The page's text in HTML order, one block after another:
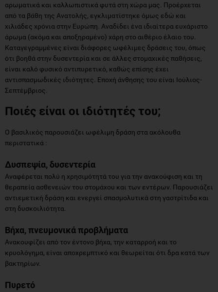
αρωματικά και καλλωπιστικά φυτά στη χώρα μας. Προέρχεται
από τα βάθη της Ανατολής, εγκλιματίστηκε όμως εδώ και
χιλιάδες χρόνια στην Ευρώπη. Αναδίδει ένα ιδιαίτερα ευχάριστο
άρωμα (ακόμα και αποξηραμένο) χάρη στο αιθέριο έλαιο του.
Καταγεγραμμένες είναι διάφορες ωφέλιμες δράσεις του, όπως
ότι βοηθά στην δυσεντερία και σε άλλες στομαχικές παθήσεις,
είναι καλό φυσικό αντιπυρετικό, καθώς επίσης έχει
αντισπασμωδικές ιδιότητες. Εποχή άνθησης του είναι Ιούλιος-
Σεπτέμβριος.
Ποιές είναι οι ιδιότητές του;
Ο βασιλικός παρουσιάζει ωφέλιμη δράση στα ακόλουθα
περιστατικά :
Δυσπεψία, δυσεντερία
Αναφέρεται πολύ η χρησιμότητά του για την ανακούφιση και τη
θεραπεία ασθενειών του στομάχου και των εντέρων. Παρουσιάζει
αντιεμετική δράση και ενεργεί σπασμολυτικά στη γαστρίτιδα και
στη δυσκοιλιότητα.
Βήχα, πνευμονικά προβλήματα
Ανακουφίζει από τον έντονο βήχα, την καταρροή και το
κρυολόγημα, είναι αποχρεμπτικό και θεωρείται ότι δρα κατά των
βακτηρίων.
Πυρετό